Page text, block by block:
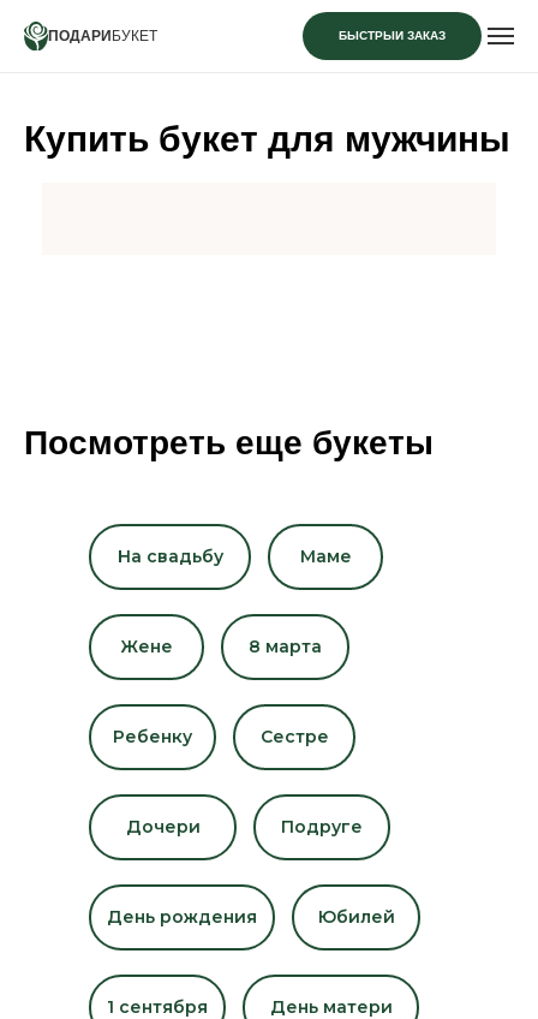
ПОДАРИ БУКЕТ БЫСТРЫЙ ЗАКАЗ
Купить букет для мужчины
Посмотреть еще букеты
На свадьбу
Дочери
Маме
Подруге
Жене
День рождения
8 марта
Юбилей
Ребенку
1 сентября
Сестре
День матери